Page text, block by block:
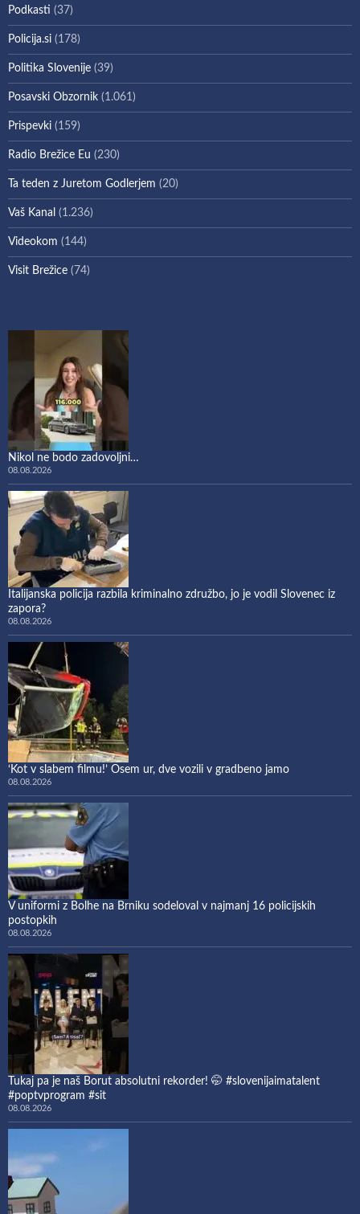
Podkasti (37)
Policija.si (178)
Politika Slovenije (39)
Posavski Obzornik (1.061)
Prispevki (159)
Radio Brežice Eu (230)
Ta teden z Juretom Godlerjem (20)
Vaš Kanal (1.236)
Videokom (144)
Visit Brežice (74)
Nikol ne bodo zadovoljni…
08.08.2026
Italijanska policija razbila kriminalno združbo, jo je vodil Slovenec iz
zapora?
08.08.2026
‘Kot v slabem filmu!’ Osem ur, dve vozili v gradbeno jamo
08.08.2026
V uniformi z Bolhe na Brniku sodeloval v najmanj 16 policijskih
postopkih
08.08.2026
Tukaj pa je naš Borut absolutni rekorder! 🤭 #slovenijaimatalent
#poptvprogram #sit
08.08.2026